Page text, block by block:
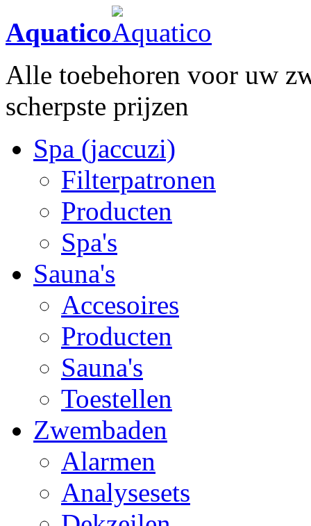
Aquatico
Alle toebehoren voor uw
scherpste prijzen
Spa (jaccuzi)
Filterpatronen
Producten
Spa's
Sauna's
Accesoires
Producten
Sauna's
Toestellen
Zwembaden
Alarmen
Analysesets